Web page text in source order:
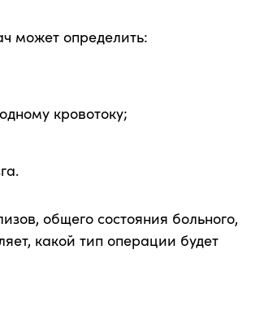
может определить:
кровотоку;
общего состояния больного,
какой тип операции будет